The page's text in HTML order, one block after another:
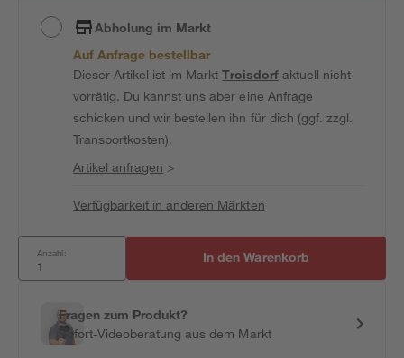
Abholung im Markt
Auf Anfrage bestellbar
Dieser Artikel ist im MarktTroisdorfaktuell nicht
vorrätig. Du kannst uns aber eine Anfrage
schicken und wir bestellen ihn für dich (ggf. zzgl.
Transportkosten).
Artikel anfragen >
Verfügbarkeit in anderen Märkten
Anzahl: In den Warenkorb
Fragen zum Produkt?
Sofort-Videoberatung aus dem Markt